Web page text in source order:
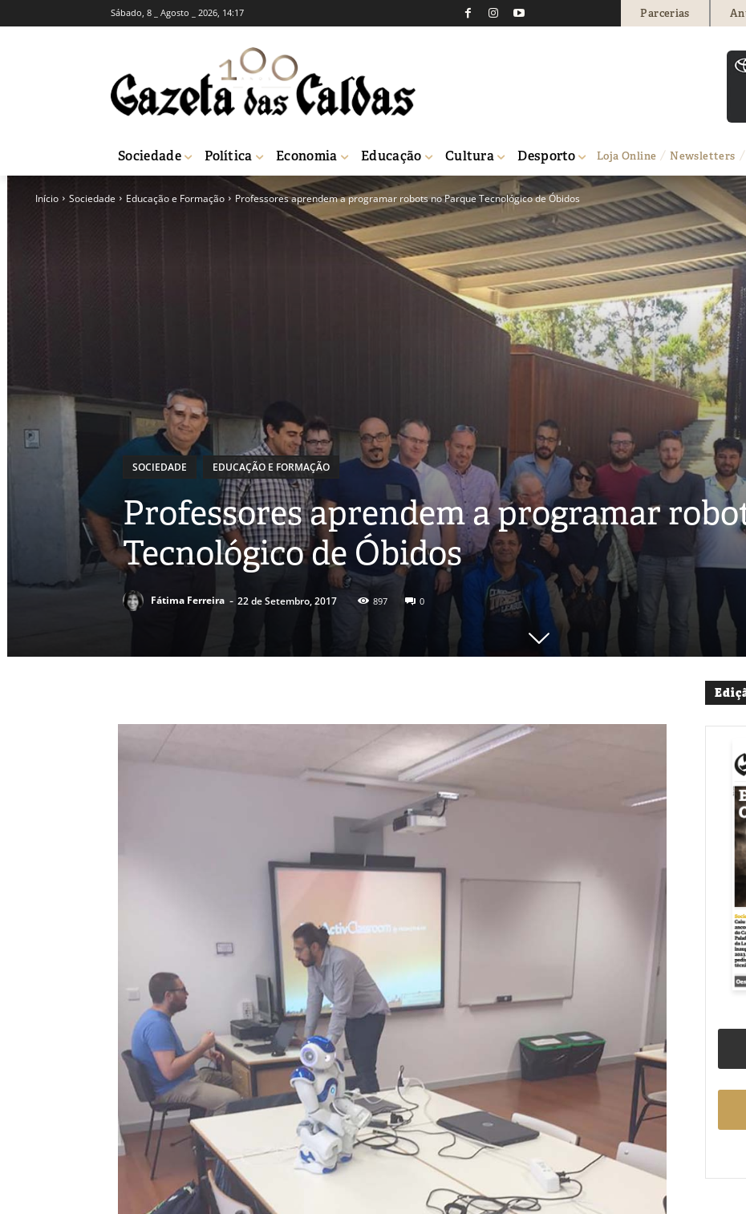
Sábado, 8 _ Agosto _ 2026, 14:17 Parcerias
Sociedade Política Economia Educação Cultura Desporto Loja Online Newsletters
Início Sociedade Educação e Formação Professores aprendem a programar robots no Parque Tecnológico de Óbidos
SOCIEDADE EDUCAÇÃO E FORMAÇÃO
Professores aprendem a programar
Tecnológico de Óbidos
Fátima Ferreira - 22 de Setembro, 2017 897 0